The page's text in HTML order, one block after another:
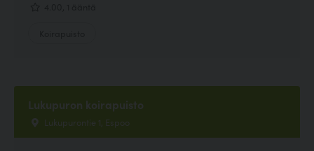
Lukupuron koirapuisto
Lukupurontie 1, Espoo